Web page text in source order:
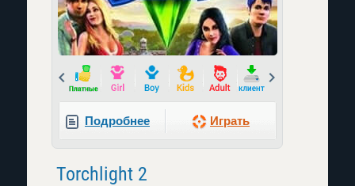
Prev
Подробнее Играть
Torchlight 2